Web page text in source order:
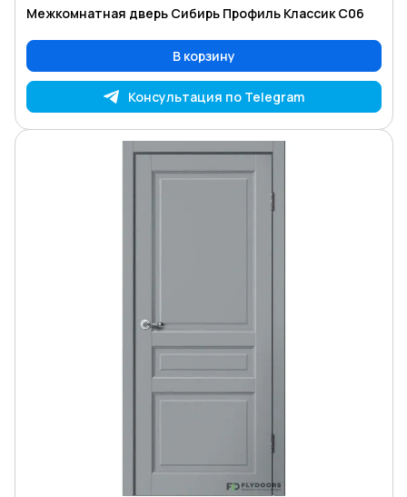
Межкомнатная дверь Сибирь Профиль Классик С06
В корзину
Консультация по Telegram